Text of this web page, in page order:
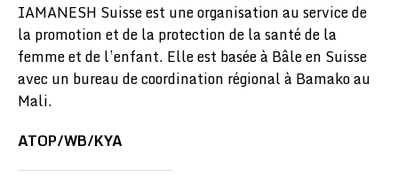
IAMANESH Suisse est une organisation au service de
la promotion et de la protection de la santé de la
femme et de l’enfant. Elle est basée à Bâle en Suisse
avec un bureau de coordination régional à Bamako au
Mali.
ATOP/WB/KYA